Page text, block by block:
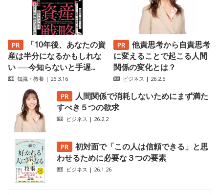
「10年後、あなたの資
産は半分になるかもしれな
い ──今知らないと手遅...
知識・教養 | 26.3.16
他責思考から自責思考
に変えることで起こる人間
関係の変化とは？
ビジネス | 26.2.5
人間関係で消耗しないためにまず満た
すべき５つの欲求
ビジネス | 26.2.2
初対面で「この人は信頼できる」と思
わせるために必要な３つの要素
ビジネス | 26.1.26